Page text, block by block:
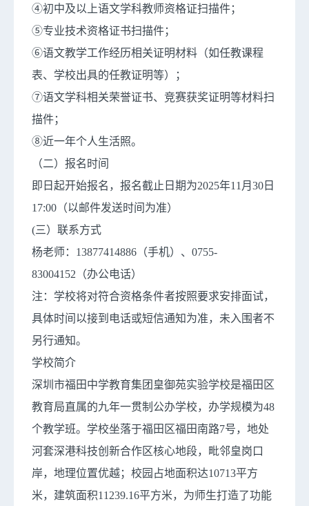
④初中及以上语文学科教师资格证扫描件；
⑤专业技术资格证书扫描件；
⑥语文教学工作经历相关证明材料（如任教课程
表、学校出具的任教证明等）；
⑦语文学科相关荣誉证书、竞赛获奖证明等材料扫
描件；
⑧近一年个人生活照。
（二）报名时间
即日起开始报名，报名截止日期为2025年11月30日
17:00（以邮件发送时间为准）
(三）联系方式
杨老师：13877414886（手机）、0755-
83004152（办公电话）
注：学校将对符合资格条件者按照要求安排面试，
具体时间以接到电话或短信通知为准，未入围者不
另行通知。
学校简介
深圳市福田中学教育集团皇御苑实验学校是福田区
教育局直属的九年一贯制公办学校，办学规模为48
个教学班。学校坐落于福田区福田南路7号，地处
河套深港科技创新合作区核心地段，毗邻皇岗口
岸，地理位置优越；校园占地面积达10713平方
米，建筑面积11239.16平方米，为师生打造了功能